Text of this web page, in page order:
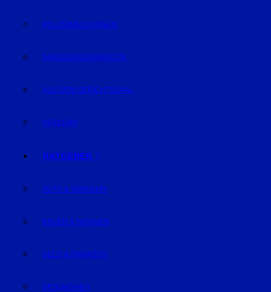
POLIZEIMELDUNGEN
FAHNDUNG/VERMISSTE
AUS DEM GERICHTSSAAL
VERKEHR
RATGEBER
AUTO & VERKEHR
BAUEN & WOHNEN
GELD & FINANZEN
GESUNDHEIT